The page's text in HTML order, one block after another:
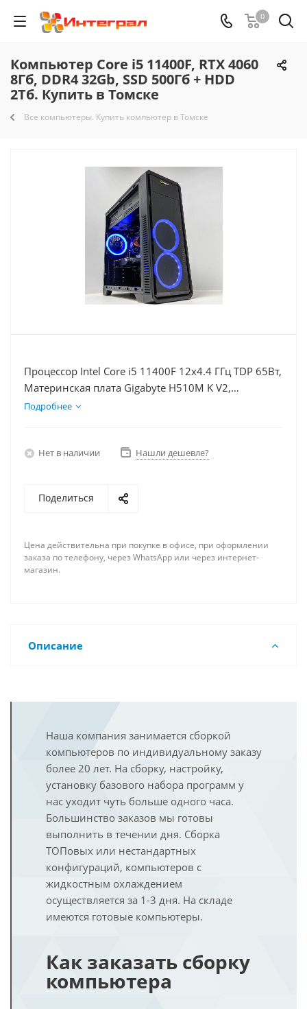
0
Компьютер Core i5 11400F, RTX 4060
8Гб, DDR4 32Gb, SSD 500Гб + HDD
2Тб. Купить в Томске
Все компьютеры. Купить компьютер в Томске
Процессор Intel Core i5 11400F 12x4.4 ГГц TDP 65Вт,
Материнская плата Gigabyte H510M K V2,
Видеокарта RTX 4060 8Гб, Память DDR4 32Gb,
Подробнее
Нет в наличии Нашли дешевле?
Поделиться
Цена действительна при покупке в офисе, при оформлении
заказа по телефону, через WhatsApp или через интернет-
магазин.
Описание
Наша компания занимается сборкой
компьютеров по индивидуальному заказу
более 20 лет. На сборку, настройку,
установку базового набора программ у
нас уходит чуть больше одного часа.
Большинство заказов мы готовы
выполнить в течении дня. Сборка
ТОПовых или нестандартных
конфигураций, компьютеров с
жидкостным охлаждением
осуществляется за 1-3 дня. На складе
имеются готовые компьютеры.
Как заказать сборку
компьютера